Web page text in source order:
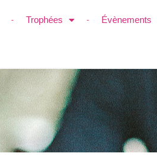
Trophées Évènements